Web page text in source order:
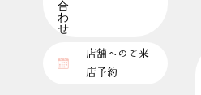
店舗へのご来
店予約